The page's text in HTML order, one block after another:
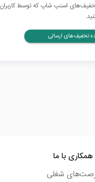
اسنپ شاپ که توسط
تخفیف‌های ارسالی
همکاری با ما
شغلی